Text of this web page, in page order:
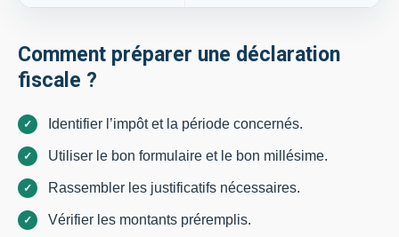
Comment préparer une déclaration
fiscale ?
Identifier l’impôt et la période concernés.
Utiliser le bon formulaire et le bon millésime.
Rassembler les justificatifs nécessaires.
Vérifier les montants préremplis.